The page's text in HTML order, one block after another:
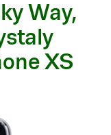
Way,
XS